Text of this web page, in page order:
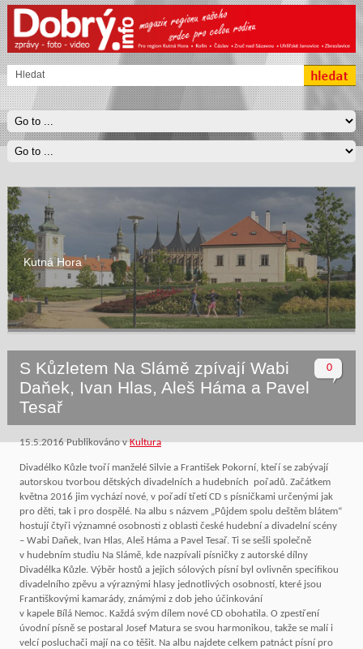
Kutná Hora
0
S Kůzletem Na Slámě zpívají Wabi
Daňek, Ivan Hlas, Aleš Háma a Pavel
Tesař
15.5.2016Publikováno vKultura
Divadélko Kůzle tvoří manželé Silvie a František Pokorní, kteří se zabývají
autorskou tvorbou dětských divadelních a hudebních pořadů. Začátkem
května 2016 jim vychází nové, v pořadí třetí CD s písničkami určenými jak
pro děti, tak i pro dospělé. Na albu s názvem „Půjdem spolu deštěm blátem“
hostují čtyři významné osobnosti z oblasti české hudební a divadelní scény
– Wabi Daňek, Ivan Hlas, Aleš Háma a Pavel Tesař. Ti se sešli společně
v hudebním studiu Na Slámě, kde nazpívali písničky z autorské dílny
Divadélka Kůzle. Výběr hostů a jejich sólových písní byl ovlivněn specifikou
divadelního zpěvu a výraznými hlasy jednotlivých osobností, které jsou
Františkovými kamarády, známými z dob jeho účinkování
v kapele Bílá Nemoc. Každá svým dílem nové CD obohatila. O zpestření
úvodní písně se postaral Josef Matura se svou harmonikou, takže se malí i
velcí posluchači mají na co těšit. Na albu najdete celkem patnáct písní pro